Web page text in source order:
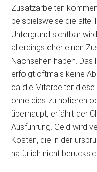
Zusatzarbeiten
beispielsweise die alte
Untergrund sichtbar
allerdings eher einen
Nachsehen haben. Das
erfolgt oftmals keine
da die Mitarbeiter
ohne dies zu notieren
überhaupt, erfährt der
Ausführung. Geld wird
Kosten, die in der
natürlich nicht